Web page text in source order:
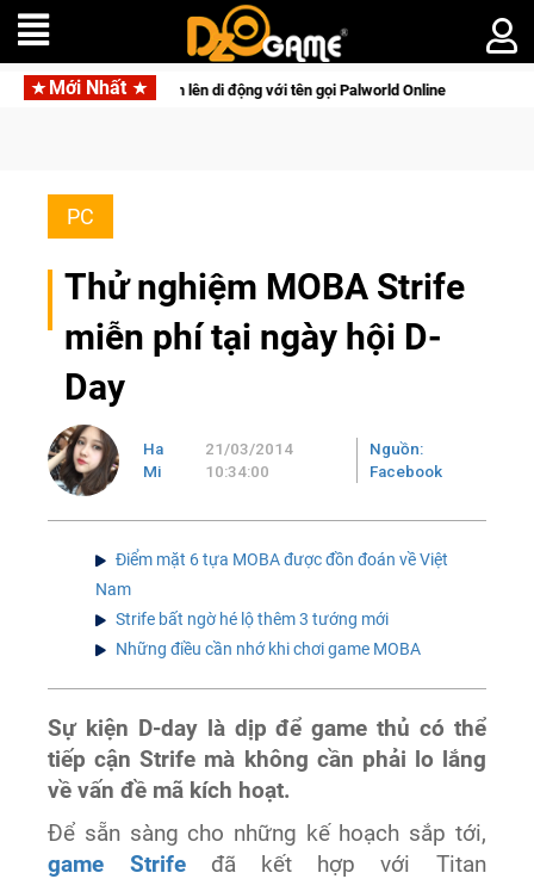
Mới Nhất
thú sinh tồn lên di động với tên gọi Palworld Online
PC
Thử nghiệm MOBA Strife
miễn phí tại ngày hội D-
Day
Ha
Mi
21/03/2014
10:34:00
Nguồn:
Facebook
Điểm mặt 6 tựa MOBA được đồn đoán về Việt
Nam
Strife bất ngờ hé lộ thêm 3 tướng mới
Những điều cần nhớ khi chơi game MOBA
Sự kiện D-day là dịp để game thủ có thể
tiếp cận Strife mà không cần phải lo lắng
về vấn đề mã kích hoạt.
Để sẵn sàng cho những kế hoạch sắp tới,
game Strifeđã kết hợp với Titan